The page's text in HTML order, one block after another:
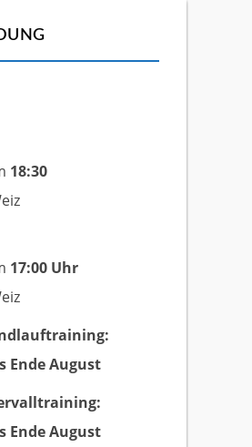
18:30
17:00 Uhr
Ende August
Ende August